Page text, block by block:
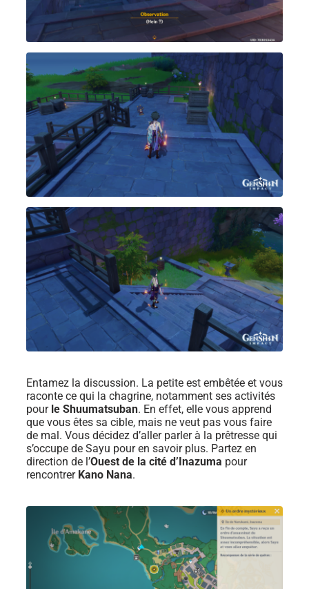
Entamez la discussion. La petite est embêtée et vous
raconte ce qui la chagrine, notamment ses activités
pour le Shuumatsuban. En effet, elle vous apprend
que vous êtes sa cible, mais ne veut pas vous faire
de mal. Vous décidez d’aller parler à la prêtresse qui
s’occupe de Sayu pour en savoir plus. Partez en
direction de l’Ouest de la cité d’Inazuma pour
rencontrer Kano Nana.